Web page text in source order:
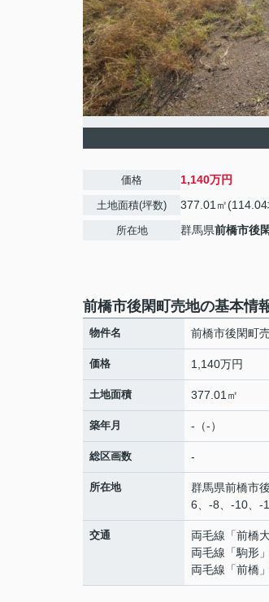
価格 1,140万円
土地面積(坪数) 377.01㎡(114.04
所在地 群馬県前橋市後
前橋市後閑町売地の基本情
物件名 前橋市後閑町
価格 1,140万円
土地面積 377.01㎡
築年月 -（-）
総区画数 -
所在地 群馬県前橋市
6、-8、-10、-
交通 両毛線 「前橋
両毛線 「駒形
両毛線 「前橋